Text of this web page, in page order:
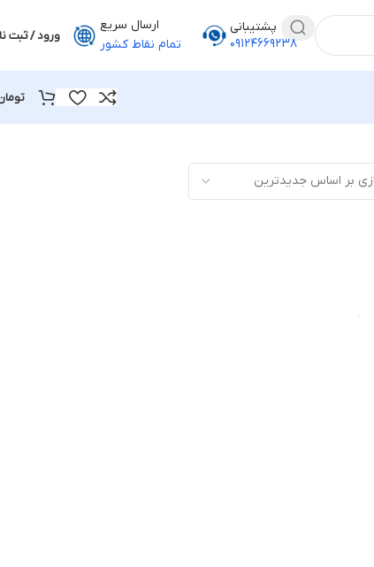
پشتیبانی
۰۹۱۲۴۶۶۹۲۳۸
ارسال سریع
تمام نقاط کشور
ورود / ثبت